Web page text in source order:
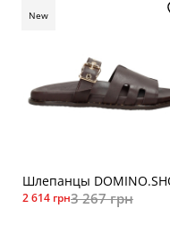
2 614 грн3 267 грн
New